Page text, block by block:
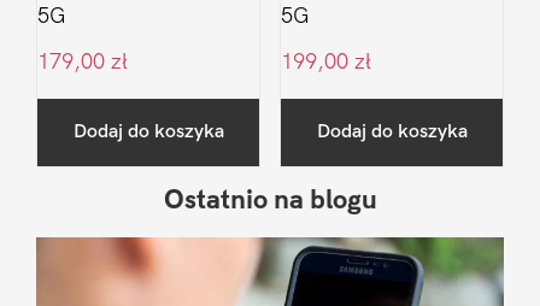
5G
179,00 zł
Dodaj do koszyka
5G
199,00 zł
Dodaj do koszyka
Sidebar
Ostatnio na blogu